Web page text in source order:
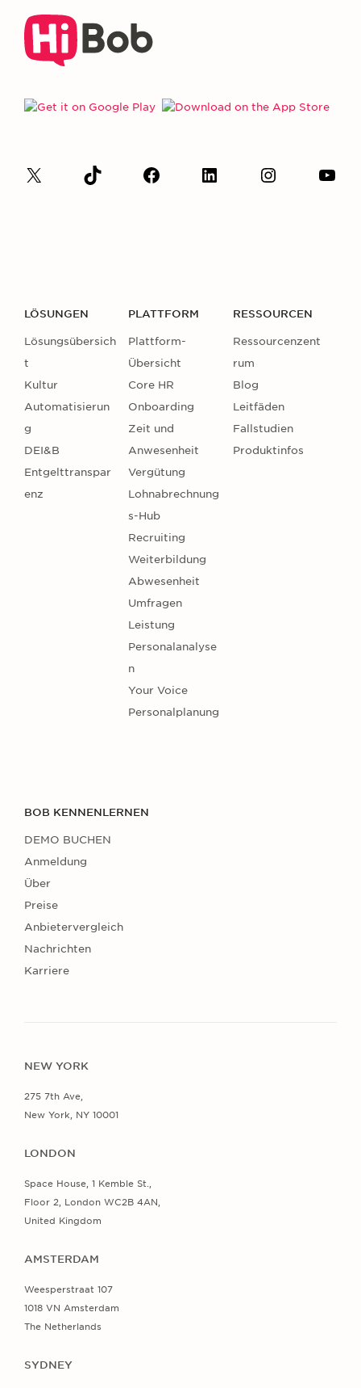
LÖSUNGEN
Lösungsübersich
t
Kultur
Automatisierun
g
DEI&B
Entgelttranspar
enz
PLATTFORM
Plattform-
Übersicht
Core HR
Onboarding
Zeit und
Anwesenheit
Vergütung
Lohnabrechnung
s-Hub
Recruiting
Weiterbildung
Abwesenheit
Umfragen
Leistung
Personalanalyse
n
Your Voice
Personalplanung
RESSOURCEN
Ressourcenzent
rum
Blog
Leitfäden
Fallstudien
Produktinfos
BOB KENNENLERNEN
DEMO BUCHEN
Anmeldung
Über
Preise
Anbietervergleich
Nachrichten
Karriere
NEW YORK
275 7th Ave,
New York, NY 10001
LONDON
Space House, 1 Kemble St.,
Floor 2, London WC2B 4AN,
United Kingdom
AMSTERDAM
Weesperstraat 107
1018 VN Amsterdam
The Netherlands
SYDNEY